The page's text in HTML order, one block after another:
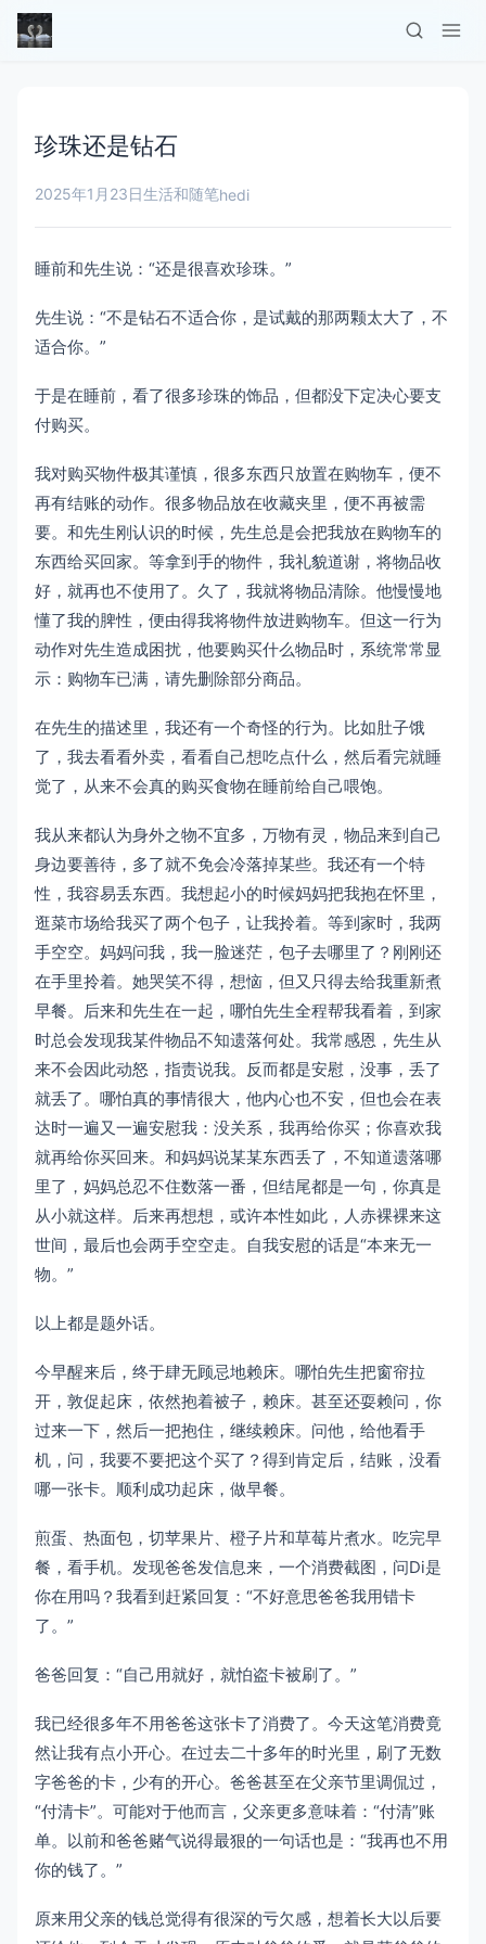
珍珠还是钻石
2025年1月23日生活和随笔hedi
睡前和先生说：“还是很喜欢珍珠。”
先生说：“不是钻石不适合你，是试戴的那两颗太大了，不
适合你。”
于是在睡前，看了很多珍珠的饰品，但都没下定决心要支
付购买。
我对购买物件极其谨慎，很多东西只放置在购物车，便不
再有结账的动作。很多物品放在收藏夹里，便不再被需
要。和先生刚认识的时候，先生总是会把我放在购物车的
东西给买回家。等拿到手的物件，我礼貌道谢，将物品收
好，就再也不使用了。久了，我就将物品清除。他慢慢地
懂了我的脾性，便由得我将物件放进购物车。但这一行为
动作对先生造成困扰，他要购买什么物品时，系统常常显
示：购物车已满，请先删除部分商品。
在先生的描述里，我还有一个奇怪的行为。比如肚子饿
了，我去看看外卖，看看自己想吃点什么，然后看完就睡
觉了，从来不会真的购买食物在睡前给自己喂饱。
我从来都认为身外之物不宜多，万物有灵，物品来到自己
身边要善待，多了就不免会冷落掉某些。我还有一个特
性，我容易丢东西。我想起小的时候妈妈把我抱在怀里，
逛菜市场给我买了两个包子，让我拎着。等到家时，我两
手空空。妈妈问我，我一脸迷茫，包子去哪里了？刚刚还
在手里拎着。她哭笑不得，想恼，但又只得去给我重新煮
早餐。后来和先生在一起，哪怕先生全程帮我看着，到家
时总会发现我某件物品不知遗落何处。我常感恩，先生从
来不会因此动怒，指责说我。反而都是安慰，没事，丢了
就丢了。哪怕真的事情很大，他内心也不安，但也会在表
达时一遍又一遍安慰我：没关系，我再给你买；你喜欢我
就再给你买回来。和妈妈说某某东西丢了，不知道遗落哪
里了，妈妈总忍不住数落一番，但结尾都是一句，你真是
从小就这样。后来再想想，或许本性如此，人赤裸裸来这
世间，最后也会两手空空走。自我安慰的话是“本来无一
物。”
以上都是题外话。
今早醒来后，终于肆无顾忌地赖床。哪怕先生把窗帘拉
开，敦促起床，依然抱着被子，赖床。甚至还耍赖问，你
过来一下，然后一把抱住，继续赖床。问他，给他看手
机，问，我要不要把这个买了？得到肯定后，结账，没看
哪一张卡。顺利成功起床，做早餐。
煎蛋、热面包，切苹果片、橙子片和草莓片煮水。吃完早
餐，看手机。发现爸爸发信息来，一个消费截图，问Di是
你在用吗？我看到赶紧回复：“不好意思爸爸我用错卡
了。”
爸爸回复：“自己用就好，就怕盗卡被刷了。”
我已经很多年不用爸爸这张卡了消费了。今天这笔消费竟
然让我有点小开心。在过去二十多年的时光里，刷了无数
字爸爸的卡，少有的开心。爸爸甚至在父亲节里调侃过，
“付清卡”。可能对于他而言，父亲更多意味着：“付清”账
单。以前和爸爸赌气说得最狠的一句话也是：“我再也不用
你的钱了。”
原来用父亲的钱总觉得有很深的亏欠感，想着长大以后要